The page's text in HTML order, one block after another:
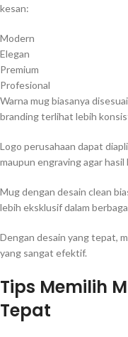
kesan:
Modern
Elegan
Premium
Profesional
Warna mug biasanya
branding terlihat lebih
Logo perusahaan dapat
maupun engraving agar
Mug dengan desain clean
lebih eksklusif dalam
Dengan desain yang tepat,
yang sangat efektif.
Tips Memilih
Tepat